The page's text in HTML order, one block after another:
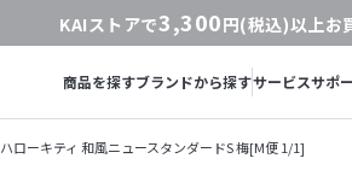
KAIストアで3,300円(税込)以上お
商品を探すブランドから探すサービスサポ
ハローキティ 和風ニュースタンダードS 梅[M便 1/1]